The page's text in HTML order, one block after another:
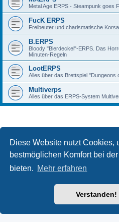
Diese Website nutzt Cookies,
bestmöglichen Komfort bei
bieten. Mehr erfahren
Verstanden!
Metal Age ERPS - Steampunk goes
FucK ERPS
Freibeuter und charismatische
B.ERPS
Bloody "Bierdeckel"-ERPS. Das
Minuten-Regeln
LootERPS
Alles über das Brettspiel "Dungeons
Multiverps
Alles über das ERPS-System
erps.de Foren-Übersicht
Deutsche